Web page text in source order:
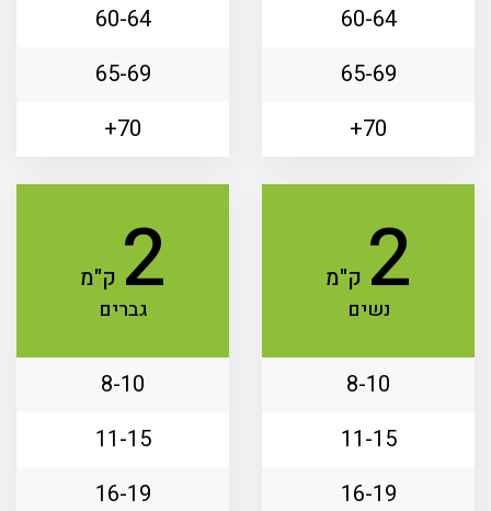
60-64
65-69
70+
60-64
65-69
70+
2 ק"מ
נשים
8-10
11-15
16-19
2 ק"מ
גברים
8-10
11-15
16-19